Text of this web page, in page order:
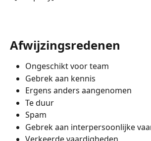
Afwijzingsredenen
Ongeschikt voor team
Gebrek aan kennis
Ergens anders aangenomen
Te duur
Spam
Gebrek aan interpersoonlijke